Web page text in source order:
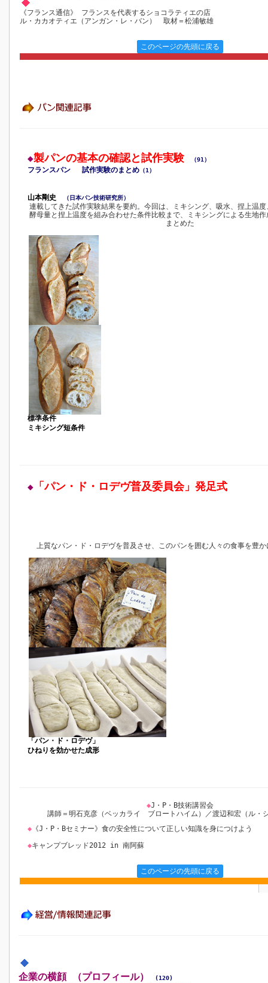
《フランス通信》 フランスを代表するショコラティエの店
ル・カカオティエ（アンガン・レ・バン） 取材＝松浦敏雄
このページの先頭に戻る
◆製パンの基本の確認と試作実験 （91）
フランスパン 試作実験のまとめ（1）
山本剛史 （日本パン技術研究所）
連載してきた試作実験結果を要約。今回は、ミキシング、吸水、捏上温
酵母量と捏上温度を組み合わせた条件比較まで、ミキシングによる生地
まとめた
標準条件
ミキシング短条件
◆「パン・ド・ロデヴ普及委員会」発足式
上質なパン・ド・ロデヴを普及させ、このパンを囲む人々の食事を豊
「パン・ド・ロデヴ」
ひねりを効かせた成形
◆J・P・B技術講習会
講師＝明石克彦（ベッカライ ブロートハイム）／渡辺和宏（ル・
◆《J・P・Bセミナー》食の安全性について正しい知識を身につけよう
◆キャンプブレッド2012 in 南阿蘇
このページの先頭に戻る
企業の横顔 （プロフィール） (120)